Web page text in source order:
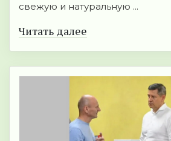
свежую и натуральную ...
Читать далее